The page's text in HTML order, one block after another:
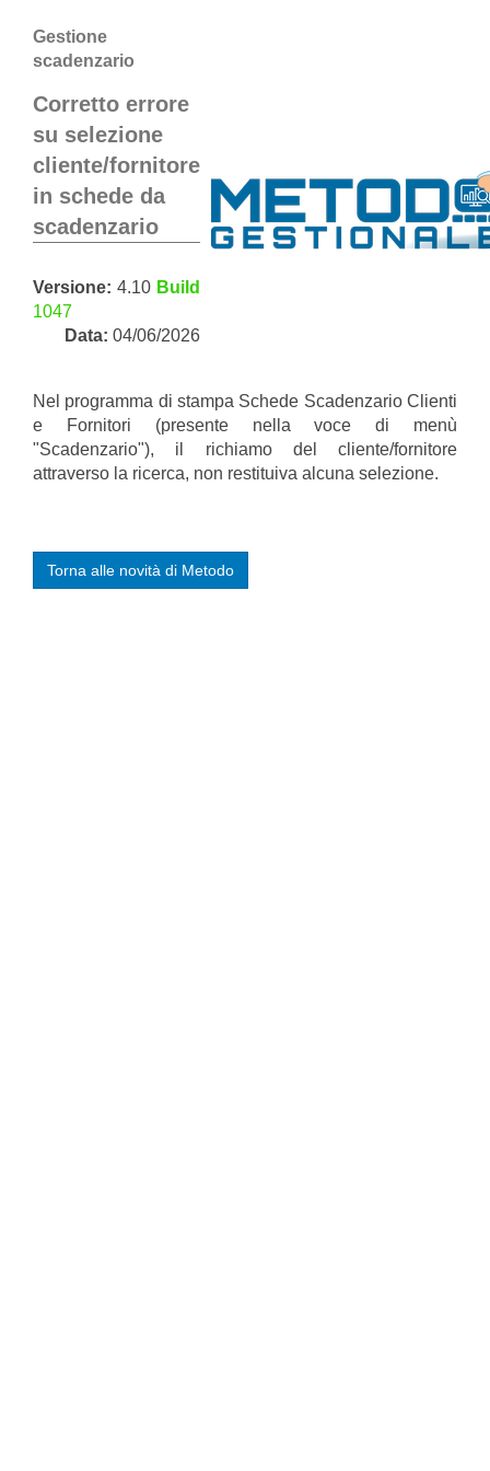
Gestione
scadenzario
Corretto errore
su selezione
cliente/fornitore
in schede da
scadenzario
Versione: 4.10 Build
1047
Data: 04/06/2026
Nel programma di stampa Schede Scadenzario Clienti
e Fornitori (presente nella voce di menù
"Scadenzario"), il richiamo del cliente/fornitore
attraverso la ricerca, non restituiva alcuna selezione.
Torna alle novità di Metodo